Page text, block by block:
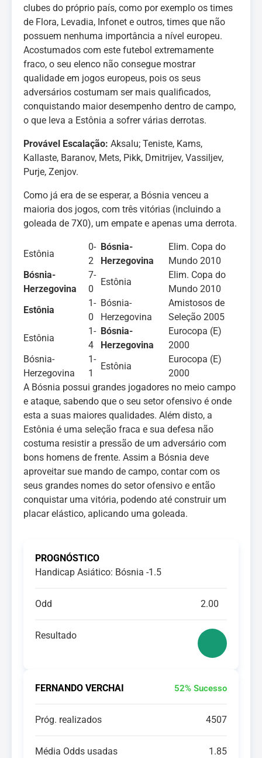
clubes do próprio país, como por exemplo os times
de Flora, Levadia, Infonet e outros, times que não
possuem nenhuma importância a nível europeu.
Acostumados com este futebol extremamente
fraco, o seu elenco não consegue mostrar
qualidade em jogos europeus, pois os seus
adversários costumam ser mais qualificados,
conquistando maior desempenho dentro de campo,
o que leva a Estônia a sofrer várias derrotas.
Provável Escalação: Aksalu; Teniste, Kams,
Kallaste, Baranov, Mets, Pikk, Dmitrijev, Vassiljev,
Purje, Zenjov.
Como já era de se esperar, a Bósnia venceu a
maioria dos jogos, com três vitórias (incluindo a
goleada de 7X0), um empate e apenas uma derrota.
Estônia
0-
2
Bósnia-
Herzegovina
Elim. Copa do
Mundo 2010
Bósnia-
Herzegovina
7-
0
Estônia
Elim. Copa do
Mundo 2010
Estônia
1-
0
Bósnia-
Herzegovina
Amistosos de
Seleção 2005
Estônia
1-
4
Bósnia-
Herzegovina
Eurocopa (E)
2000
Bósnia-
Herzegovina
1-
1
Estônia
Eurocopa (E)
2000
A Bósnia possui grandes jogadores no meio campo
e ataque, sabendo que o seu setor ofensivo é onde
esta a suas maiores qualidades. Além disto, a
Estônia é uma seleção fraca e sua defesa não
costuma resistir a pressão de um adversário com
bons homens de frente. Assim a Bósnia deve
aproveitar sue mando de campo, contar com os
seus grandes nomes do setor ofensivo e então
conquistar uma vitória, podendo até construir um
placar elástico, aplicando uma goleada.
PROGNÓSTICO
Handicap Asiático: Bósnia -1.5
Odd 2.00
Resultado
FERNANDO VERCHAI 52% Sucesso
Próg. realizados 4507
Média Odds usadas 1.85